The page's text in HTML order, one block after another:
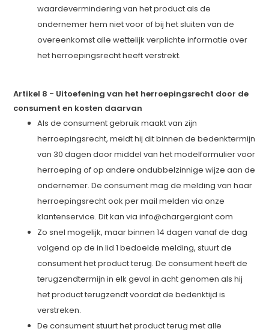
waardevermindering van het product als de
ondernemer hem niet voor of bij het sluiten van de
overeenkomst alle wettelijk verplichte informatie over
het herroepingsrecht heeft verstrekt.
Artikel 8 - Uitoefening van het herroepingsrecht door de
consument en kosten daarvan
Als de consument gebruik maakt van zijn
herroepingsrecht, meldt hij dit binnen de bedenktermijn
van 30 dagen door middel van het modelformulier voor
herroeping of op andere ondubbelzinnige wijze aan de
ondernemer. De consument mag de melding van haar
herroepingsrecht ook per mail melden via onze
klantenservice. Dit kan viainfo@chargergiant.com
Zo snel mogelijk, maar binnen 14 dagen vanaf de dag
volgend op de in lid 1 bedoelde melding, stuurt de
consument het product terug. De consument heeft de
terugzendtermijn in elk geval in acht genomen als hij
het product terugzendt voordat de bedenktijd is
verstreken.
De consument stuurt het product terug met alle